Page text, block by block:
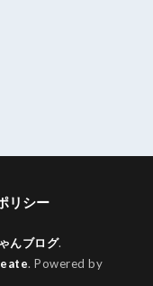
リシー
んブログ.
. Powered by